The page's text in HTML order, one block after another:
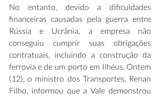
No entanto, devido a dificuldades
financeiras causadas pela guerra entre
Rússia e Ucrânia, a empresa não
conseguiu cumprir suas obrigações
contratuais, incluindo a construção da
ferrovia e de um porto em Ilhéus. Ontem
(12), o ministro dos Transportes, Renan
Filho, informou que a Vale demonstrou